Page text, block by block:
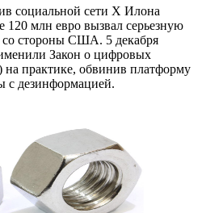
социальной сети X Илона
120 млн евро вызвал серьезную
стороны США. 5 декабря
Закон о цифровых
на практике, обвинив платформу
с дезинформацией.